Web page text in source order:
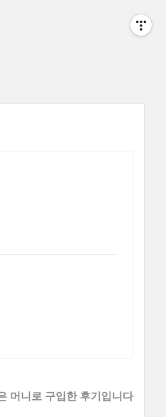
머니로 구입한후기입니다